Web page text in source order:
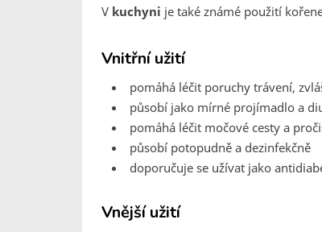
V kuchyni je také známé použití
Vnitřní užití
pomáhá léčit poruchy trávení,
působí jako mírné projímadlo a
pomáhá léčit močové cesty a
působí potopudně a dezinfekčně
doporučuje se užívat jako
Vnější užití